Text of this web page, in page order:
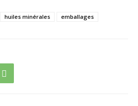
huiles minérales emballages